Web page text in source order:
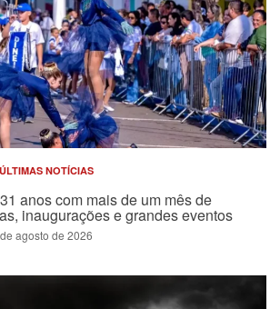
ÚLTIMAS NOTÍCIAS
anos com mais de um mês de
inaugurações e grandes eventos
agosto de 2026